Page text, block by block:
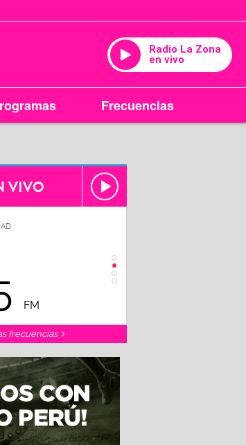
Radio La Zona
en vivo
Frecuencias
VIVO
FM 102.3
frecuencias